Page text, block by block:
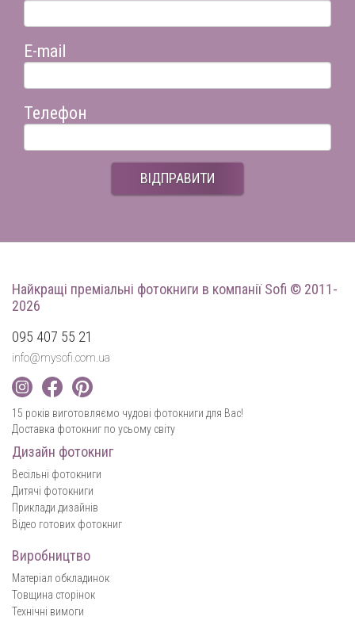
E-mail
Телефон
ВІДПРАВИТИ
Найкращі преміальні фотокниги в компанії Sofi © 2011-
2026
095 407 55 21
info@mysofi.com.ua
15 років виготовляємо чудові фотокниги для Вас!
Доставка фотокниг по усьому світу
Дизайн фотокниг
Весільні фотокниги
Дитячі фотокниги
Приклади дизайнів
Відео готових фотокниг
Виробництво
Матеріал обкладинок
Товщина сторінок
Технічні вимоги